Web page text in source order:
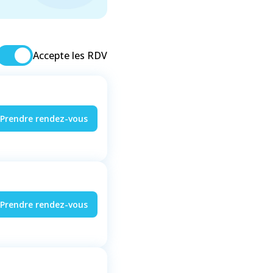
Accepte les RDV
Prendre rendez-vous
Prendre rendez-vous